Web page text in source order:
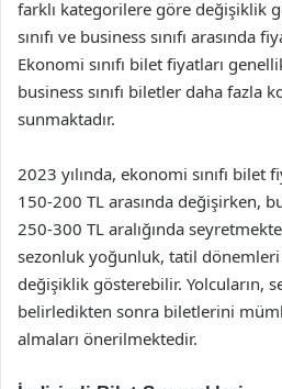
farklı kategorilere göre değişiklik
sınıfı ve business sınıfı arasında
Ekonomi sınıfı bilet fiyatları
business sınıfı biletler daha fazla
sunmaktadır.
2023 yılında, ekonomi sınıfı bilet
150-200 TL arasında değişirken,
250-300 TL aralığında
sezonluk yoğunluk, tatil
değişiklik gösterebilir. Yolcuların,
belirledikten sonra biletlerini
almaları önerilmektedir.